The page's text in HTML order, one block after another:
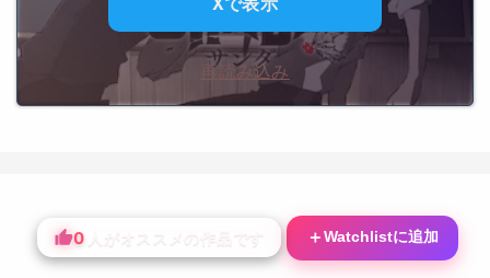
再読み込み
0 人がオススメの作品です ＋Watchlistに追加